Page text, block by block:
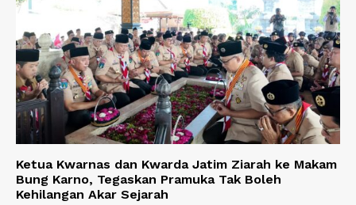
Ketua Kwarnas dan Kwarda Jatim Ziarah ke Makam
Bung Karno, Tegaskan Pramuka Tak Boleh
Kehilangan Akar Sejarah